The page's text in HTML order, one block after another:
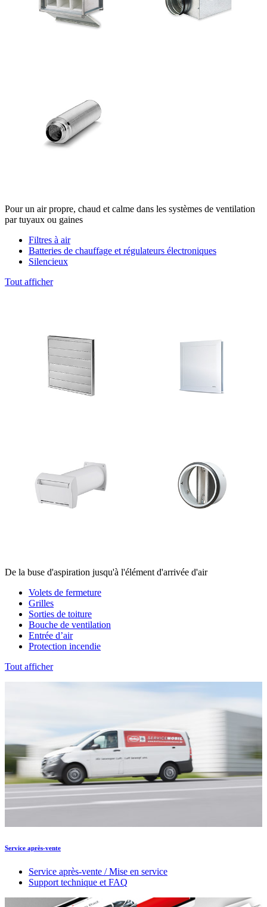
Pour un air propre, chaud et calme dans les systèmes de ventilation
par tuyaux ou gaines
Filtres à air
Batteries de chauffage et régulateurs électroniques
Silencieux
Tout afficher
De la buse d'aspiration jusqu'à l'élément d'arrivée d'air
Volets de fermeture
Grilles
Sorties de toiture
Bouche de ventilation
Entrée d’air
Protection incendie
Tout afficher
Service après-vente
Service après-vente / Mise en service
Support technique et FAQ